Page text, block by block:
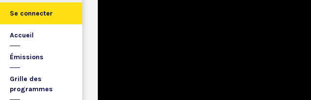
Se connecter
Accueil
Émissions
Grille des
programmes